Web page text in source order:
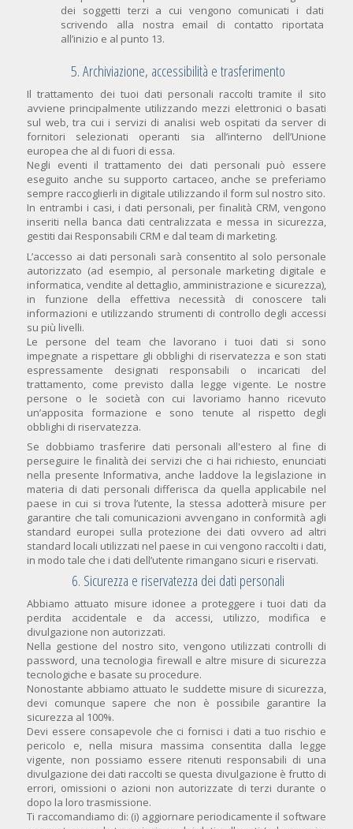
dei soggetti terzi a cui vengono comunicati i dati
scrivendo alla nostra email di contatto riportata
all’inizio e al punto 13.
5. Archiviazione, accessibilità e trasferimento
Il trattamento dei tuoi dati personali raccolti tramite il sito
avviene principalmente utilizzando mezzi elettronici o basati
sul web, tra cui i servizi di analisi web ospitati da server di
fornitori selezionati operanti sia all’interno dell’Unione
europea che al di fuori di essa.
Negli eventi il trattamento dei dati personali può essere
eseguito anche su supporto cartaceo, anche se preferiamo
sempre raccoglierli in digitale utilizzando il form sul nostro sito.
In entrambi i casi, i dati personali, per finalità CRM, vengono
inseriti nella banca dati centralizzata e messa in sicurezza,
gestiti dai Responsabili CRM e dal team di marketing.
L’accesso ai dati personali sarà consentito al solo personale
autorizzato (ad esempio, al personale marketing digitale e
informatica, vendite al dettaglio, amministrazione e sicurezza),
in funzione della effettiva necessità di conoscere tali
informazioni e utilizzando strumenti di controllo degli accessi
su più livelli.
Le persone del team che lavorano i tuoi dati si sono
impegnate a rispettare gli obblighi di riservatezza e son stati
espressamente designati responsabili o incaricati del
trattamento, come previsto dalla legge vigente. Le nostre
persone o le società con cui lavoriamo hanno ricevuto
un’apposita formazione e sono tenute al rispetto degli
obblighi di riservatezza.
Se dobbiamo trasferire dati personali all'estero al fine di
perseguire le finalità dei servizi che ci hai richiesto, enunciati
nella presente Informativa, anche laddove la legislazione in
materia di dati personali differisca da quella applicabile nel
paese in cui si trova l’utente, la stessa adotterà misure per
garantire che tali comunicazioni avvengano in conformità agli
standard europei sulla protezione dei dati ovvero ad altri
standard locali utilizzati nel paese in cui vengono raccolti i dati,
in modo tale che i dati dell’utente rimangano sicuri e riservati.
6. Sicurezza e riservatezza dei dati personali
Abbiamo attuato misure idonee a proteggere i tuoi dati da
perdita accidentale e da accessi, utilizzo, modifica e
divulgazione non autorizzati.
Nella gestione del nostro sito, vengono utilizzati controlli di
password, una tecnologia firewall e altre misure di sicurezza
tecnologiche e basate su procedure.
Nonostante abbiamo attuato le suddette misure di sicurezza,
devi comunque sapere che non è possibile garantire la
sicurezza al 100%.
Devi essere consapevole che ci fornisci i dati a tuo rischio e
pericolo e, nella misura massima consentita dalla legge
vigente, non possiamo essere ritenuti responsabili di una
divulgazione dei dati raccolti se questa divulgazione è frutto di
errori, omissioni o azioni non autorizzate di terzi durante o
dopo la loro trasmissione.
Ti raccomandiamo di: (i) aggiornare periodicamente il software